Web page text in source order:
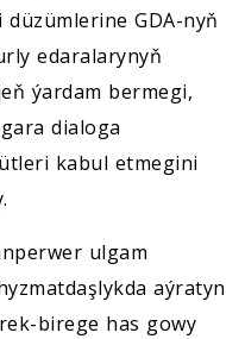
GDA-nyň
edaralarynyň
ýardam bermegi,
dialoga
kabul etmegini
ulgam
aýratyn
birege has gowy